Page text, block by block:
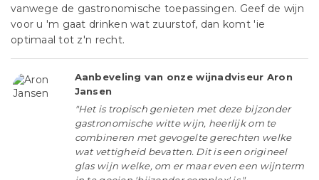
vanwege de gastronomische toepassingen. Geef de wijn
voor u 'm gaat drinken wat zuurstof, dan komt 'ie
optimaal tot z'n recht.
Aanbeveling van onze wijnadviseur Aron
Jansen
"Het is tropisch genieten met deze bijzonder
gastronomische witte wijn, heerlijk om te
combineren met gevogelte gerechten welke
wat vettigheid bevatten. Dit is een origineel
glas wijn welke, om er maar even een wijnterm